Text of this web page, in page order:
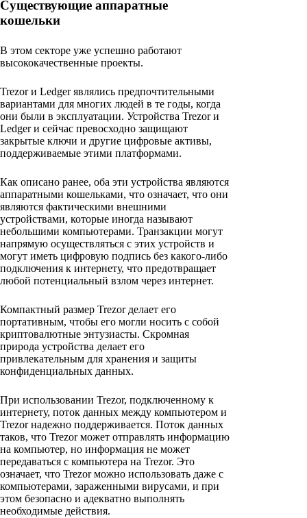
Существующие аппаратные
кошельки
В этом секторе уже успешно работают
высококачественные проекты.
Trezor и Ledger являлись предпочтительными
вариантами для многих людей в те годы, когда
они были в эксплуатации. Устройства Trezor и
Ledger и сейчас превосходно защищают
закрытые ключи и другие цифровые активы,
поддерживаемые этими платформами.
Как описано ранее, оба эти устройства являются
аппаратными кошельками, что означает, что они
являются фактическими внешними
устройствами, которые иногда называют
небольшими компьютерами. Транзакции могут
напрямую осуществляться с этих устройств и
могут иметь цифровую подпись без какого-либо
подключения к интернету, что предотвращает
любой потенциальный взлом через интернет.
Компактный размер Trezor делает его
портативным, чтобы его могли носить с собой
криптовалютные энтузиасты. Скромная
природа устройства делает его
привлекательным для хранения и защиты
конфиденциальных данных.
При использовании Trezor, подключенному к
интернету, поток данных между компьютером и
Trezor надежно поддерживается. Поток данных
таков, что Trezor может отправлять информацию
на компьютер, но информация не может
передаваться с компьютера на Trezor. Это
означает, что Trezor можно использовать даже с
компьютерами, зараженными вирусами, и при
этом безопасно и адекватно выполнять
необходимые действия.